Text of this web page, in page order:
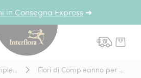
in Consegna Express ➜
Interflora - fiori a
a domicilio